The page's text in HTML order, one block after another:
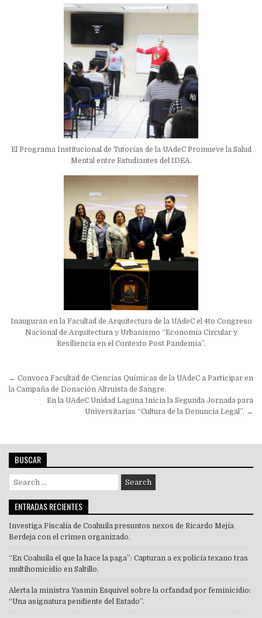
El Programa Institucional de Tutorías de la UAdeC Promueve la Salud
Mental entre Estudiantes del IDEA.
Inauguran en la Facultad de Arquitectura de la UAdeC el 4to Congreso
Nacional de Arquitectura y Urbanismo “Economía Circular y
Resiliencia en el Contexto Post Pandemia”.
Navegación
de
entradas
← Convoca Facultad de Ciencias Químicas de la UAdeC a Participar en
la Campaña de Donación Altruista de Sangre.
En la UAdeC Unidad Laguna Inicia la Segunda Jornada para
Universitarias “Cultura de la Denuncia Legal”. →
BUSCAR
Search
for:
ENTRADAS RECIENTES
Investiga Fiscalía de Coahuila presuntos nexos de Ricardo Mejía
Berdeja con el crimen organizado.
“En Coahuila el que la hace la paga”: Capturan a ex policía texano tras
multihomicidio en Saltillo.
Alerta la ministra Yasmín Esquivel sobre la orfandad por feminicidio:
“Una asignatura pendiente del Estado”.